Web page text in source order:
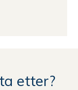
etter?